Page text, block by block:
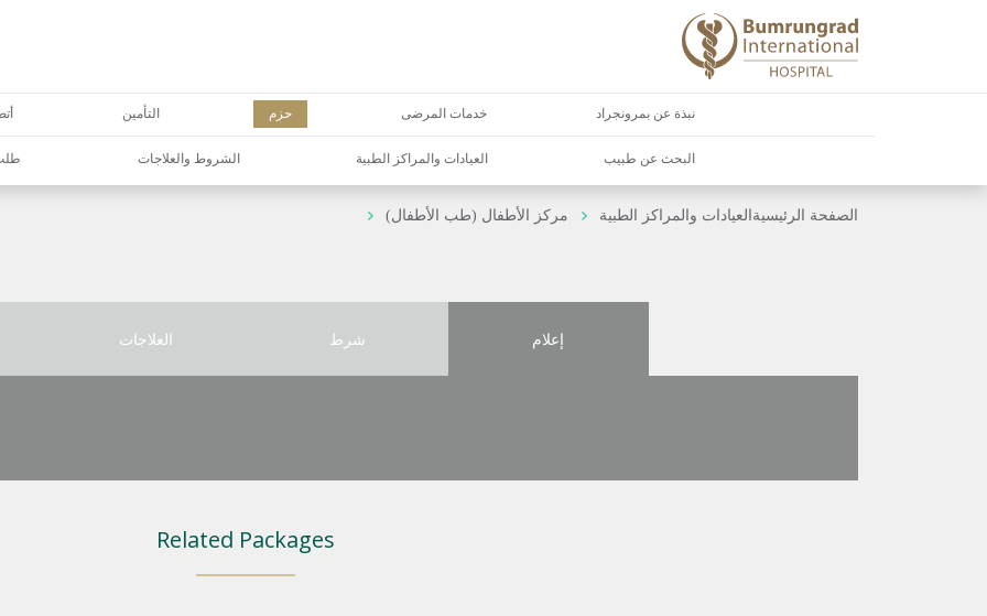
نبذة عن بمرونجراد خدمات المرضى حزم التأمين
البحث عن طبيب العيادات والمراكز الطبية الشروط والعلاجات
الصفحة الرئيسية العيادات والمراكز الطبية مركز الأطفال (طب الأطفال)
إعلام شرط العلاجات
Related Packages